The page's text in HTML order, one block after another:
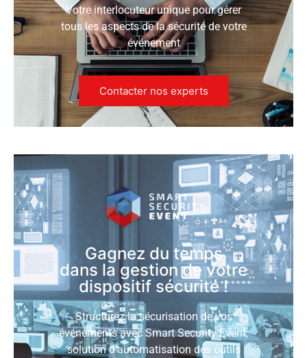
Votre interlocuteur unique pour gérer
tous les aspects de la sécurité de votre
événement
Contacter nos experts
Gagnez du temps
dans la gestion de votre
dispositif sécurité !
Structurez la sécurisation de vos
événements avec Smart Security Event,
solution d’automatisation des outils